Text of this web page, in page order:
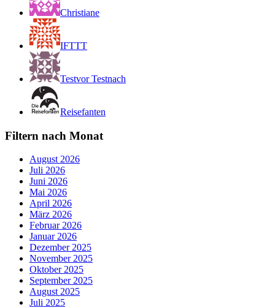
Christiane
IFTTT
Testvor Testnach
Reisefanten
Filtern nach Monat
August 2026
Juli 2026
Juni 2026
Mai 2026
April 2026
März 2026
Februar 2026
Januar 2026
Dezember 2025
November 2025
Oktober 2025
September 2025
August 2025
Juli 2025